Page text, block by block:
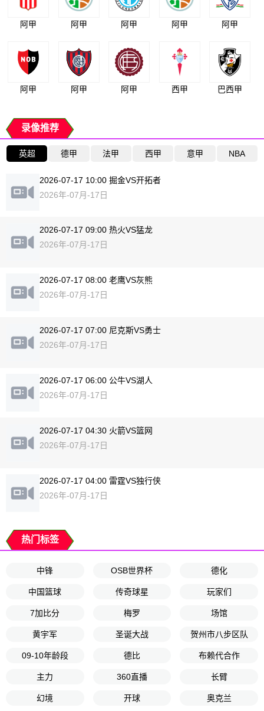
阿甲 阿甲 阿甲 阿甲 阿甲
阿甲 阿甲 阿甲 西甲 巴西甲
录像推荐
英超 德甲 法甲 西甲 意甲 NBA
2026-07-17 10:00 掘金VS开拓者
2026年-07月-17日
2026-07-17 09:00 热火VS猛龙
2026年-07月-17日
2026-07-17 08:00 老鹰VS灰熊
2026年-07月-17日
2026-07-17 07:00 尼克斯VS勇士
2026年-07月-17日
2026-07-17 06:00 公牛VS湖人
2026年-07月-17日
2026-07-17 04:30 火箭VS篮网
2026年-07月-17日
2026-07-17 04:00 雷霆VS独行侠
2026年-07月-17日
热门标签
中锋 OSB世界杯 德化
中国篮球 传奇球星 玩家们
7加比分 梅罗 场馆
黄宇军 圣诞大战 贺州市八步区队
09-10年龄段 德比 布赖代合作
主力 360直播 长臂
幻境 开球 奥克兰